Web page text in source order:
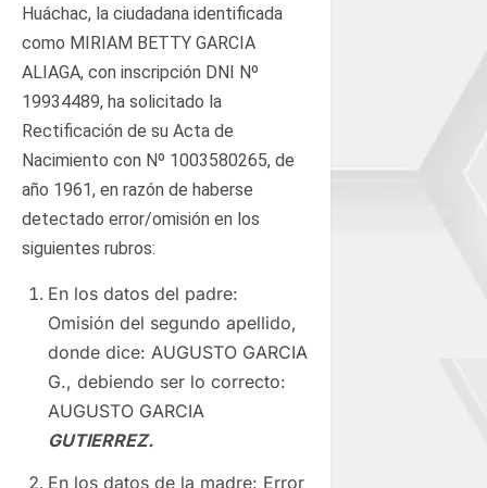
Huáchac, la ciudadana identificada
como MIRIAM BETTY GARCIA
ALIAGA, con inscripción DNI Nº
19934489, ha solicitado la
Rectificación de su Acta de
Nacimiento con Nº 1003580265, de
año 1961, en razón de haberse
detectado error/omisión en los
siguientes rubros:
En los datos del padre:
Omisión del segundo apellido,
donde dice: AUGUSTO GARCIA
G., debiendo ser lo correcto:
AUGUSTO GARCIA
GUTIERREZ.
En los datos de la madre: Error